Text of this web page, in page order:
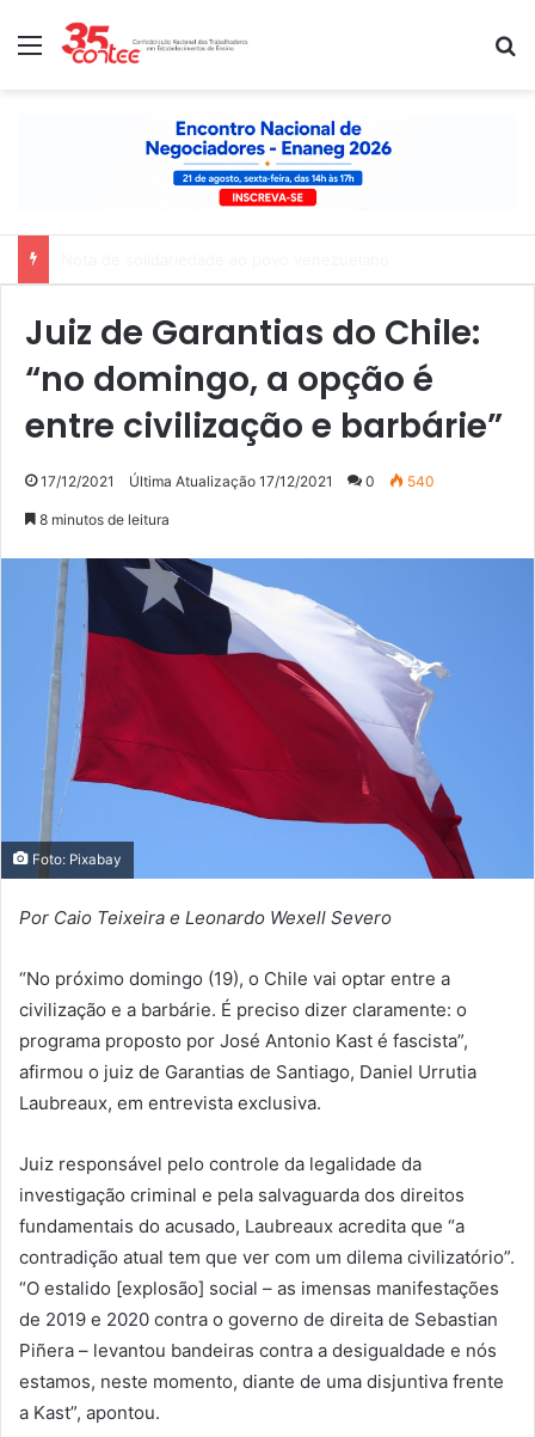
Menu
Juiz de Garantias do Chile:
“no domingo, a opção é
entre civilização e barbárie”
17/12/2021 Última Atualização 17/12/2021 0 540
8 minutos de leitura
Foto: Pixabay
Por Caio Teixeira e Leonardo Wexell Severo
“No próximo domingo (19), o Chile vai optar entre a
civilização e a barbárie. É preciso dizer claramente: o
programa proposto por José Antonio Kast é fascista”,
afirmou o juiz de Garantias de Santiago, Daniel Urrutia
Laubreaux, em entrevista exclusiva.
Juiz responsável pelo controle da legalidade da
investigação criminal e pela salvaguarda dos direitos
fundamentais do acusado, Laubreaux acredita que “a
contradição atual tem que ver com um dilema civilizatório”.
“O estalido [explosão] social – as imensas manifestações
de 2019 e 2020 contra o governo de direita de Sebastian
Piñera – levantou bandeiras contra a desigualdade e nós
estamos, neste momento, diante de uma disjuntiva frente
a Kast”, apontou.